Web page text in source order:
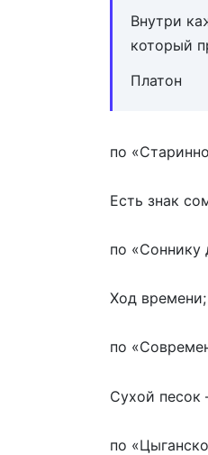
Внутри
который
Платон
по
Есть знак
по «Соннику
Ход
по
Сухой песок
по